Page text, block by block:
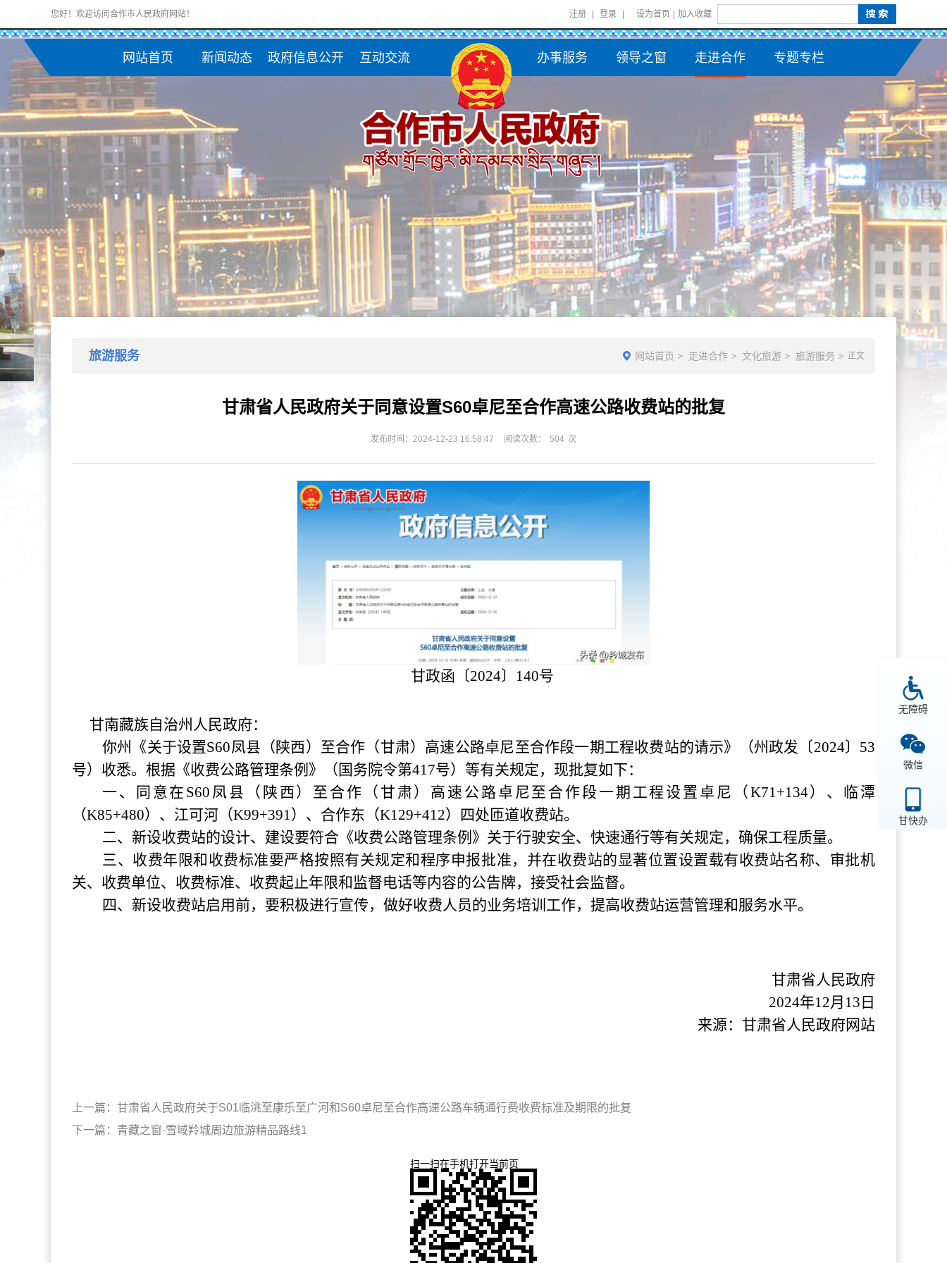
无障碍
微信
甘快办
您好！欢迎访问合作市人民政府网站！ 注册 登录 设为首页 加入收藏
网站首页 新闻动态 政府信息公开 互动交流 办事服务 领导之窗 走进合作 专题专栏
旅游服务 网站首页 > 走进合作 > 文化旅游 > 旅游服务 > 正文
甘肃省人民政府关于同意设置S60卓尼至合作高速公路收费站的批复
发布时间：2024-12-23 16:58:47 阅读次数： 504 次
甘政函〔2024〕140号
甘南藏族自治州人民政府：
你州《关于设置S60凤县（陕西）至合作（甘肃）高速公路卓尼至合作段一期工程收费站的请示》（州政发〔2024〕53
号）收悉。根据《收费公路管理条例》（国务院令第417号）等有关规定，现批复如下：
一、同意在 S60凤县（陕西）至合作（甘肃）高速公路卓尼至合作段一期工程设置卓尼（K71+134）、临潭
（K85+480）、江可河（K99+391）、合作东（K129+412）四处匝道收费站。
二、新设收费站的设计、建设要符合《收费公路管理条例》关于行驶安全、快速通行等有关规定，确保工程质量。
三、收费年限和收费标准要严格按照有关规定和程序申报批准，并在收费站的显著位置设置载有收费站名称、审批机
关、收费单位、收费标准、收费起止年限和监督电话等内容的公告牌，接受社会监督。
四、新设收费站启用前，要积极进行宣传，做好收费人员的业务培训工作，提高收费站运营管理和服务水平。
甘肃省人民政府
2024年12月13日
来源：甘肃省人民政府网站
上一篇： 甘肃省人民政府关于S01临洮至康乐至广河和S60卓尼至合作高速公路车辆通行费收费标准及期限的批复
下一篇： 青藏之窗·雪域羚城周边旅游精品路线1
扫一扫在手机打开当前页